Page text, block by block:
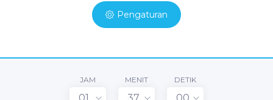
Pengaturan
JAM MENIT DETIK